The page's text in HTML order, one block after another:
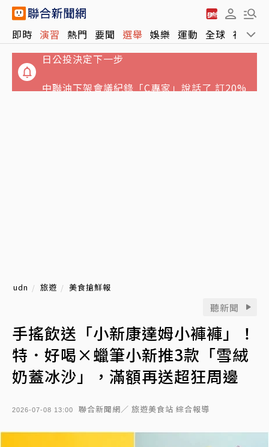
即時 演習 熱門 要聞 選舉 娛樂 運動 全球 社會
日公投決定下一步
中聯油下架會議紀錄「C專家」說話了 訂20%
udn 旅遊 美食搶鮮報
聽新聞
手搖飲送「小新康達姆小褲褲」！
特．好喝×蠟筆小新推3款「雪絨
奶蓋冰沙」，滿額再送超狂周邊
2026-07-08 13:00 聯合新聞網／ 旅遊美食站 綜合報導